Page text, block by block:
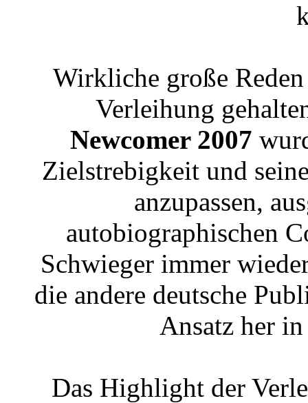
Wirkliche große
Verleihung
Newcomer 2007
Zielstrebigkeit und
anzupassen,
autobiographischen
Schwieger immer
die andere deutsche
Ansatz her
Das Highlight der